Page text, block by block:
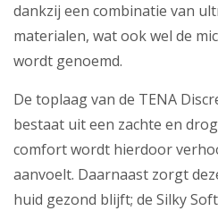
dankzij een combinatie van
materialen, wat ook wel de
wordt genoemd.
De toplaag van de TENA
bestaat uit een zachte en
comfort wordt hierdoor
aanvoelt. Daarnaast zorgt
huid gezond blijft; de Silky